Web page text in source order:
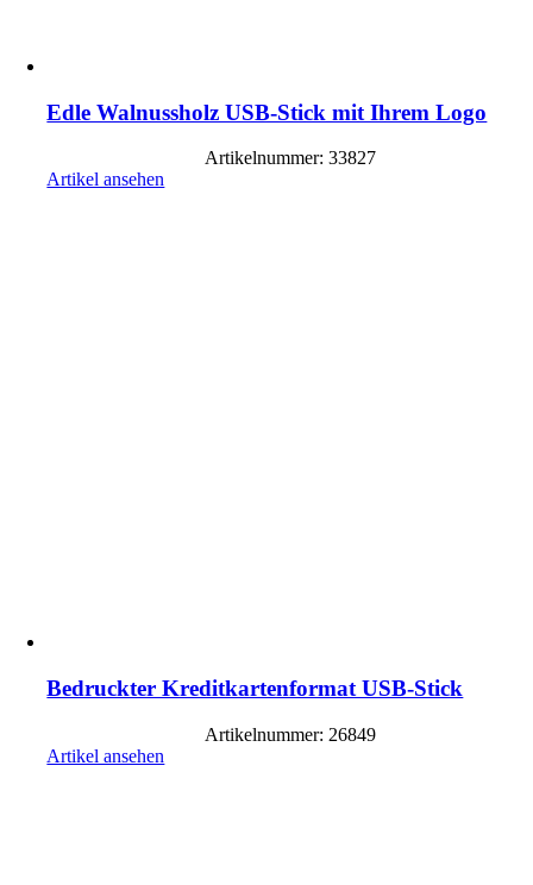
Edle Walnussholz USB-Stick mit Ihrem Logo
Artikelnummer: 33827
Artikel ansehen
Bedruckter Kreditkartenformat USB-Stick
Artikelnummer: 26849
Artikel ansehen